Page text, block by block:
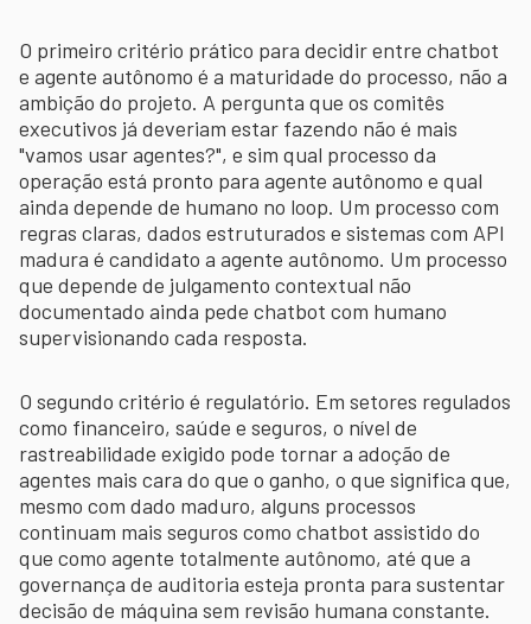
O primeiro critério prático para decidir entre chatbot
e agente autônomo é a maturidade do processo, não a
ambição do projeto. A pergunta que os comitês
executivos já deveriam estar fazendo não é mais
"vamos usar agentes?", e sim qual processo da
operação está pronto para agente autônomo e qual
ainda depende de humano no loop. Um processo com
regras claras, dados estruturados e sistemas com API
madura é candidato a agente autônomo. Um processo
que depende de julgamento contextual não
documentado ainda pede chatbot com humano
supervisionando cada resposta.
O segundo critério é regulatório. Em setores regulados
como financeiro, saúde e seguros, o nível de
rastreabilidade exigido pode tornar a adoção de
agentes mais cara do que o ganho, o que significa que,
mesmo com dado maduro, alguns processos
continuam mais seguros como chatbot assistido do
que como agente totalmente autônomo, até que a
governança de auditoria esteja pronta para sustentar
decisão de máquina sem revisão humana constante.